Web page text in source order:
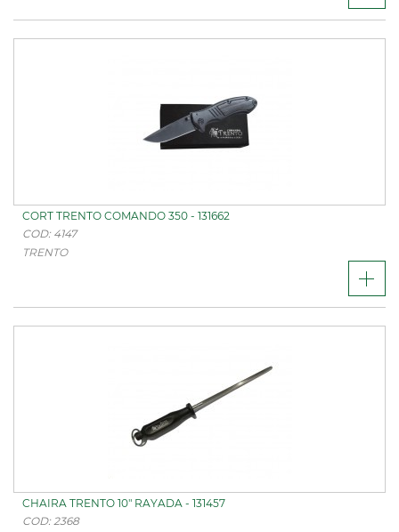
CORT TRENTO COMANDO 350 - 131662
COD: 4147
TRENTO
CHAIRA TRENTO 10" RAYADA - 131457
COD: 2368